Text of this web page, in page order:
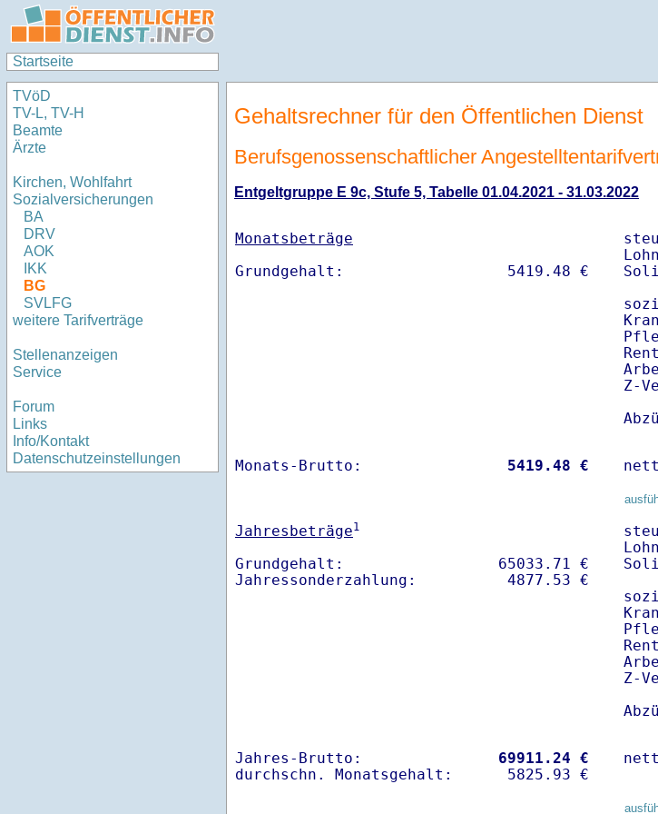
Startseite
TVöD
TV-L, TV-H
Beamte
Ärzte
Kirchen, Wohlfahrt
Sozialversicherungen
BA
DRV
AOK
IKK
BG
SVLFG
weitere Tarifverträge
Stellenanzeigen
Service
Forum
Links
Info/Kontakt
Datenschutzeinstellungen
Gehaltsrechner für den Öffentlichen Dienst
Berufsgenossenschaftlicher
Entgeltgruppe E 9c, Stufe 5, Tabelle 01.04.2021 - 31.03.2022
Monatsbeträge
Z-
Monats-Brutto: 5419.48 €
Jahresbeträge1
Grundgehalt:                 65033.71 €
Z-
Jahres-Brutto: 69911.24 €